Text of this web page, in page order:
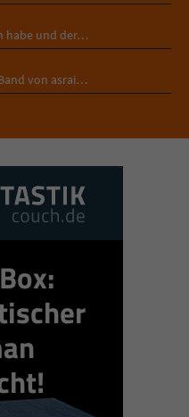
habe und der…
von asrai…